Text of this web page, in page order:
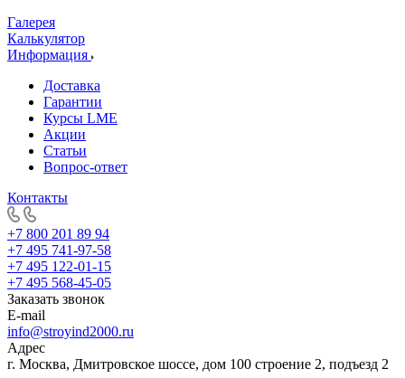
Галерея
Калькулятор
Информация
Доставка
Гарантии
Курсы LME
Акции
Статьи
Вопрос-ответ
Контакты
+7 800 201 89 94
+7 495 741-97-58
+7 495 122-01-15
+7 495 568-45-05
Заказать звонок
E-mail
info@stroyind2000.ru
Адрес
г. Москва, Дмитровское шоссе, дом 100 строение 2, подъезд 2